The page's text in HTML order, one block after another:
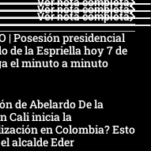
Ver nota completa
Ver nota completa
| Posesión presidencial
de la Espriella hoy 7 de
el minuto a minuto
de Abelardo De la
Cali inicia la
en Colombia? Esto
alcalde Eder